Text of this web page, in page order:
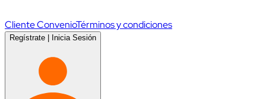
Cliente ConvenioTérminos y condiciones
Regístrate | Inicia Sesión